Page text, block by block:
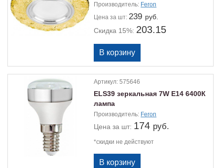
Производитель: Feron
Цена за шт:239 руб.
Скидка 15%: 203.15
Артикул:575646
ELS39 зеркальная 7W Е14 6400К
лампа
Производитель: Feron
Цена за шт: 174 руб.
*скидки не действуют